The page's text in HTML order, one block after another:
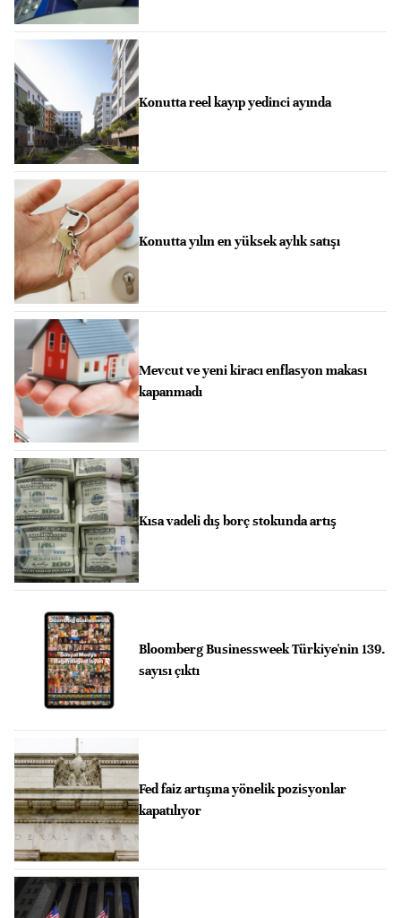
Konutta reel kayıp yedinci ayında
Konutta yılın en yüksek aylık satışı
Mevcut ve yeni kiracı enflasyon makası
kapanmadı
Kısa vadeli dış borç stokunda artış
Bloomberg Businessweek Türkiye'nin 139.
sayısı çıktı
Fed faiz artışına yönelik pozisyonlar
kapatılıyor